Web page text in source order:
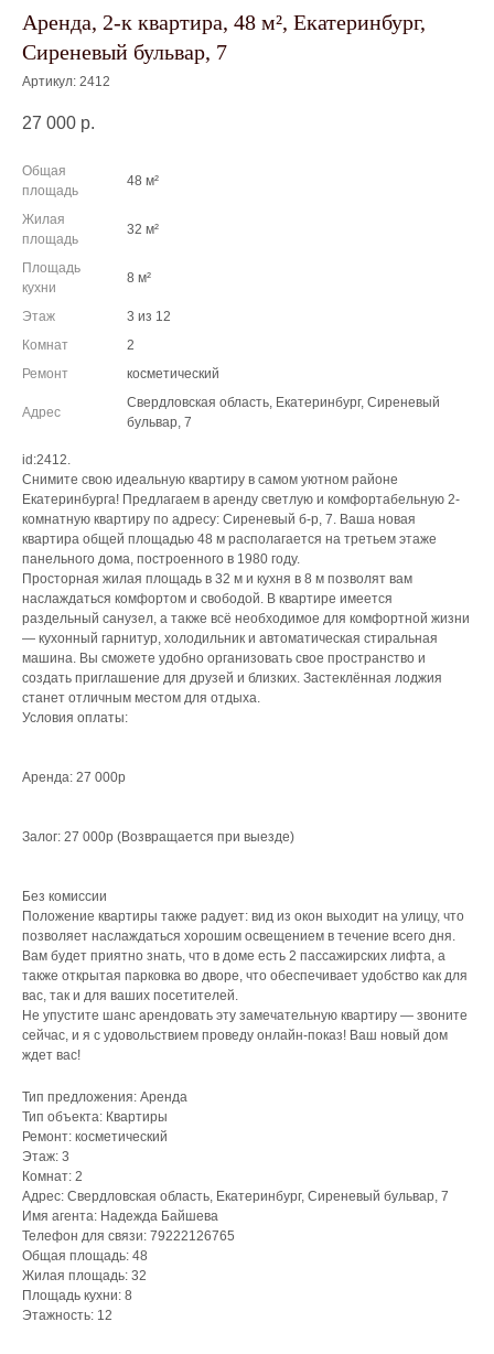
Аренда, 2-к квартира, 48 м², Екатеринбург,
Сиреневый бульвар, 7
Артикул: 2412
27 000 р.
Общая
площадь
48 м²
Жилая
площадь
32 м²
Площадь
кухни
8 м²
Этаж
3 из 12
Комнат
2
Ремонт
косметический
Адрес
Свердловская область, Екатеринбург, Сиреневый
бульвар, 7
id:2412.
Снимите свою идеальную квартиру в самом уютном районе
Екатеринбурга! Предлагаем в аренду светлую и комфортабельную 2-
комнатную квартиру по адресу: Сиреневый б-р, 7. Ваша новая
квартира общей площадью 48 м располагается на третьем этаже
панельного дома, построенного в 1980 году.
Просторная жилая площадь в 32 м и кухня в 8 м позволят вам
наслаждаться комфортом и свободой. В квартире имеется
раздельный санузел, а также всё необходимое для комфортной жизни
— кухонный гарнитур, холодильник и автоматическая стиральная
машина. Вы сможете удобно организовать свое пространство и
создать приглашение для друзей и близких. Застеклённая лоджия
станет отличным местом для отдыха.
Условия оплаты:
Аренда: 27 000р
Залог: 27 000р (Возвращается при выезде)
Без комиссии
Положение квартиры также радует: вид из окон выходит на улицу, что
позволяет наслаждаться хорошим освещением в течение всего дня.
Вам будет приятно знать, что в доме есть 2 пассажирских лифта, а
также открытая парковка во дворе, что обеспечивает удобство как для
вас, так и для ваших посетителей.
Не упустите шанс арендовать эту замечательную квартиру — звоните
сейчас, и я с удовольствием проведу онлайн-показ! Ваш новый дом
ждет вас!
Тип предложения: Аренда
Тип объекта: Квартиры
Ремонт: косметический
Этаж: 3
Комнат: 2
Адрес: Свердловская область, Екатеринбург, Сиреневый бульвар, 7
Имя агента: Надежда Байшева
Телефон для связи: 79222126765
Общая площадь: 48
Жилая площадь: 32
Площадь кухни: 8
Этажность: 12